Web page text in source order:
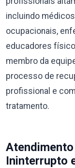
incluindo
ocupacionais,
educadores
membro da
processo de
profissional e
tratamento.
Ininterrupto